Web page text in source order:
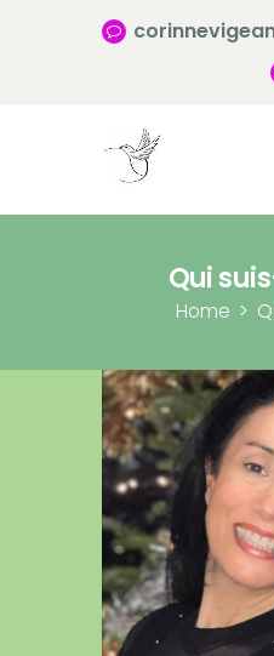
Qui
Home
Accueil
Qui suis-je ?
Infos pratiques